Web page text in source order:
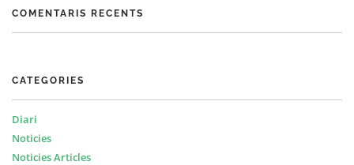
COMENTARIS RECENTS
CATEGORIES
Diari
Noticies
Noticies Articles